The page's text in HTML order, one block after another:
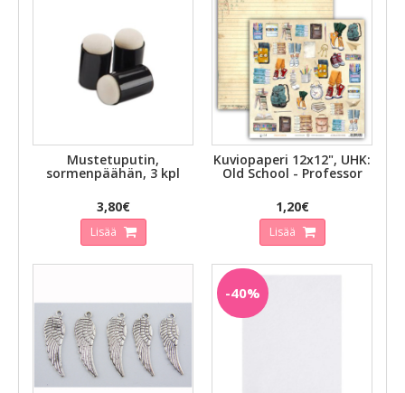
Mustetuputin,
sormenpäähän, 3 kpl
3,80€
Lisää
Kuviopaperi 12x12", UHK:
Old School - Professor
1,20€
Lisää
-40%